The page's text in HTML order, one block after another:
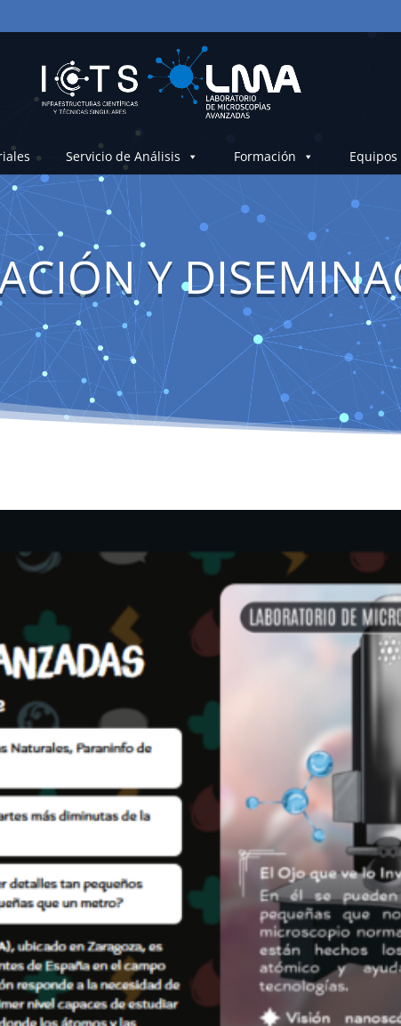
Servicio de Análisis Formación
Y